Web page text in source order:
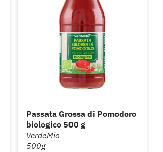
Passata Grossa di Pomodoro
biologico 500 g
VerdeMio
500g